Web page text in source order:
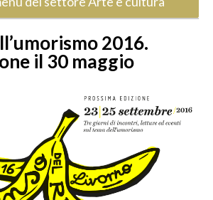
2016.
il 30 maggio